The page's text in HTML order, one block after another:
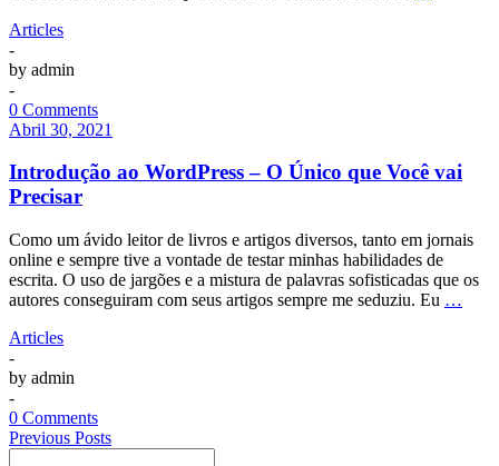
Articles
-
by admin
-
0 Comments
Abril 30, 2021
Introdução ao WordPress – O Único que Você vai
Precisar
Como um ávido leitor de livros e artigos diversos, tanto em jornais
online e sempre tive a vontade de testar minhas habilidades de
escrita. O uso de jargões e a mistura de palavras sofisticadas que os
autores conseguiram com seus artigos sempre me seduziu. Eu …
Articles
-
by admin
-
0 Comments
Previous Posts